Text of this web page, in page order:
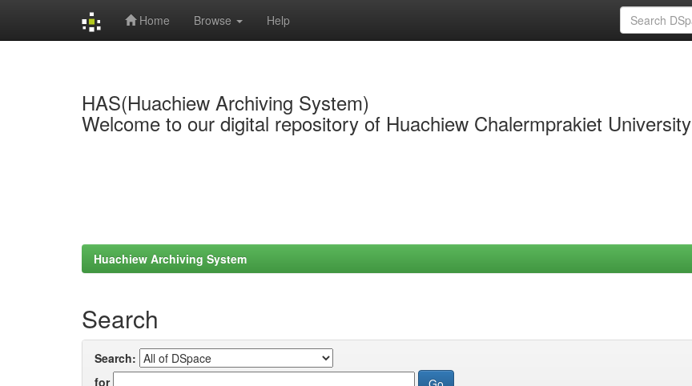
Home Browse Help
HAS(Huachiew Archiving System)
Welcome to our digital repository of Huachiew Chalermprakiet University
Huachiew Archiving System
Search
Search:
for